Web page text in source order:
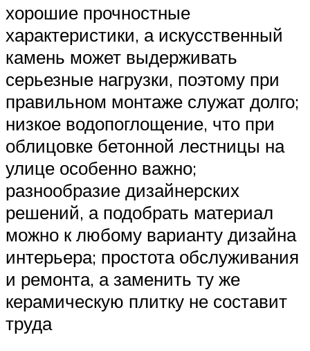
хорошие прочностные
характеристики, а искусственный
камень может выдерживать
серьезные нагрузки, поэтому при
правильном монтаже служат долго;
низкое водопоглощение, что при
облицовке бетонной лестницы на
улице особенно важно;
разнообразие дизайнерских
решений, а подобрать материал
можно к любому варианту дизайна
интерьера; простота обслуживания
и ремонта, а заменить ту же
керамическую плитку не составит
труда